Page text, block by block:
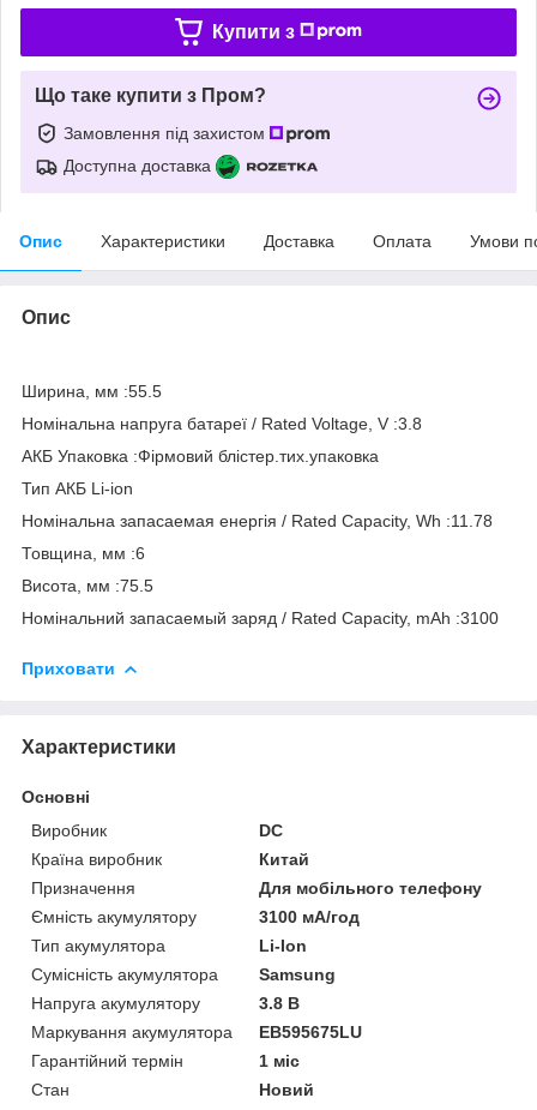
Купити з
Що таке купити з Пром?
Замовлення під захистом
Доступна доставка
Опис Характеристики Доставка Оплата Умови
Опис
Ширина, мм :55.5
Номінальна напруга батареї / Rated Voltage, V :3.8
АКБ Упаковка :Фірмовий блістер.тих.упаковка
Тип АКБ Li-ion
Номінальна запасаемая енергія / Rated Capacity, Wh :11.78
Товщина, мм :6
Висота, мм :75.5
Номінальний запасаемый заряд / Rated Capacity, mAh :3100
Приховати
Характеристики
Основні
Виробник
DC
Країна виробник
Китай
Призначення
Для мобільного телефону
Ємність акумулятору
3100 мА/год
Тип акумулятора
Li-Ion
Сумісність акумулятора
Samsung
Напруга акумулятору
3.8 В
Маркування акумулятора
EB595675LU
Гарантійний термін
1 міс
Стан
Новий